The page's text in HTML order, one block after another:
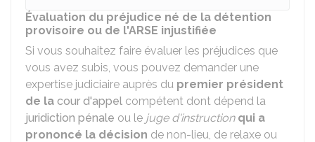
Évaluation du préjudice né de la détention
provisoire ou de l'ARSE injustifiée
Si vous souhaitez faire évaluer les préjudices que
vous avez subis, vous pouvez demander une
expertise judiciaire auprès du premier président
de la cour d'appel compétent dont dépend la
juridiction pénale ou le juge d'instruction qui a
prononcé la décision de non-lieu, de relaxe ou